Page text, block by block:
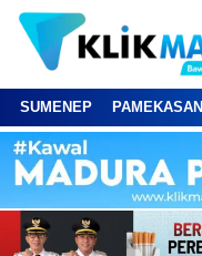
SUMENEP PAMEKASAN